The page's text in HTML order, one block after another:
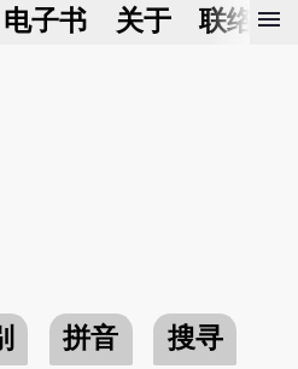
电子书 关于 联络我
menu
拼音 搜寻